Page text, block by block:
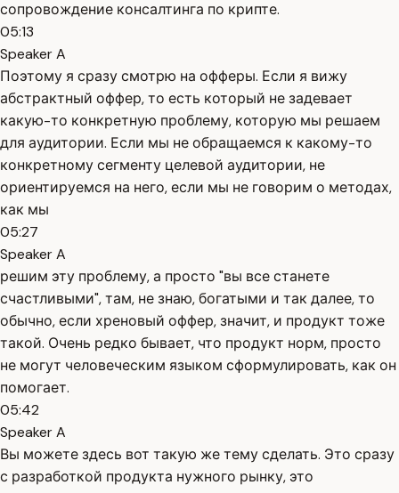
сопровождение консалтинга по крипте.
05:13
Speaker A
Поэтому я сразу смотрю на офферы. Если я вижу
абстрактный оффер, то есть который не задевает
какую-то конкретную проблему, которую мы решаем
для аудитории. Если мы не обращаемся к какому-то
конкретному сегменту целевой аудитории, не
ориентируемся на него, если мы не говорим о методах,
как мы
05:27
Speaker A
решим эту проблему, а просто "вы все станете
счастливыми", там, не знаю, богатыми и так далее, то
обычно, если хреновый оффер, значит, и продукт тоже
такой. Очень редко бывает, что продукт норм, просто
не могут человеческим языком сформулировать, как он
помогает.
05:42
Speaker A
Вы можете здесь вот такую же тему сделать. Это сразу
с разработкой продукта нужного рынку, это